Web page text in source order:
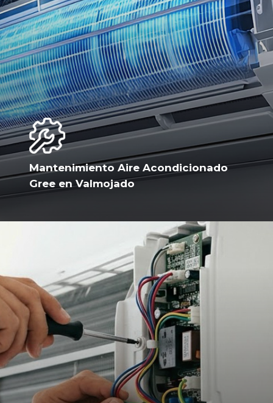
Mantenimiento Aire Acondicionado
Gree en Valmojado